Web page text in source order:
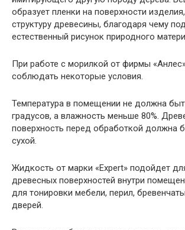
образует пленки на поверхности
структуру древесины, благодаря чему
естественный рисунок природного
При работе с морилкой от фирмы
соблюдать некоторые условия.
Температура в помещении не должна
градусов, а влажность меньше 80%.
поверхность перед обработкой должна
сухой.
Жидкость от марки «Expert» подойдет
древесных поверхностей внутри
для тонировки мебели, перил,
дверей.